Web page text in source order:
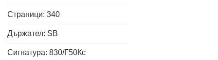
Страници: 340
Държател: SB
Сигнатура: 830/Г50Кс